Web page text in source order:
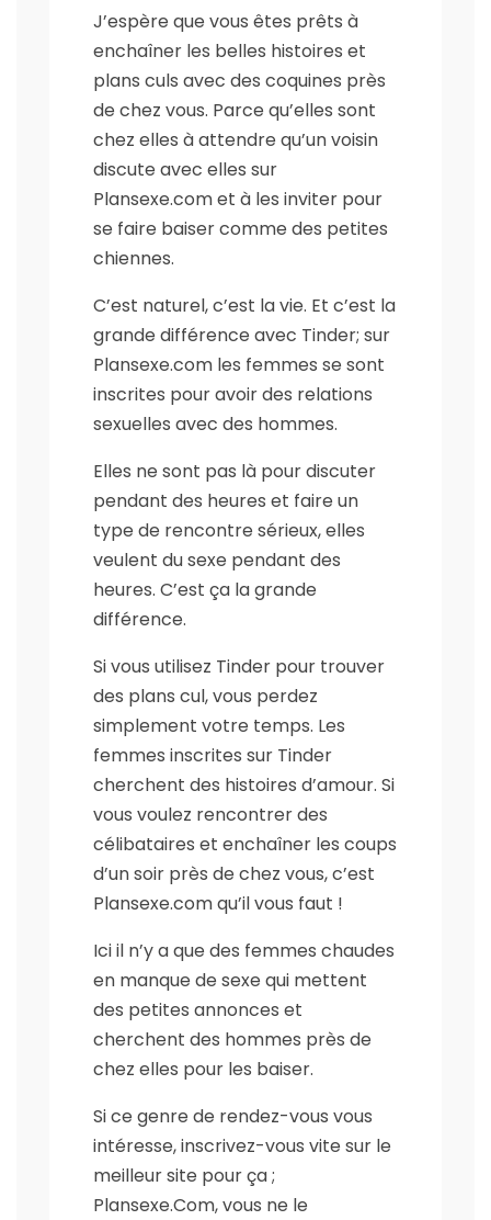
J’espère que vous êtes prêts à
enchaîner les belles histoires et
plans culs avec des coquines près
de chez vous. Parce qu’elles sont
chez elles à attendre qu’un voisin
discute avec elles sur
Plansexe.com et à les inviter pour
se faire baiser comme des petites
chiennes.
C’est naturel, c’est la vie. Et c’est la
grande différence avec Tinder; sur
Plansexe.com les femmes se sont
inscrites pour avoir des relations
sexuelles avec des hommes.
Elles ne sont pas là pour discuter
pendant des heures et faire un
type de rencontre sérieux, elles
veulent du sexe pendant des
heures. C’est ça la grande
différence.
Si vous utilisez Tinder pour trouver
des plans cul, vous perdez
simplement votre temps. Les
femmes inscrites sur Tinder
cherchent des histoires d’amour. Si
vous voulez rencontrer des
célibataires et enchaîner les coups
d’un soir près de chez vous, c’est
Plansexe.com qu’il vous faut !
Ici il n’y a que des femmes chaudes
en manque de sexe qui mettent
des petites annonces et
cherchent des hommes près de
chez elles pour les baiser.
Si ce genre de rendez-vous vous
intéresse, inscrivez-vous vite sur le
meilleur site pour ça ;
Plansexe.Com, vous ne le